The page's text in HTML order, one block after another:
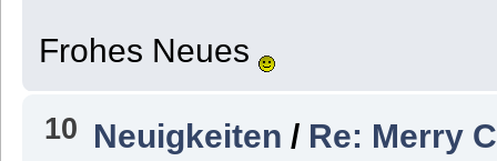
Frohes Neues
10 Neuigkeiten / Re: Merry